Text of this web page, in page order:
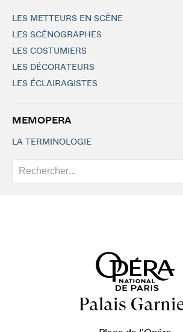
LES METTEURS EN SCÈNE
LES SCÉNOGRAPHES
LES COSTUMIERS
LES DÉCORATEURS
LES ÉCLAIRAGISTES
MEMOPERA
LA TERMINOLOGIE
Palais